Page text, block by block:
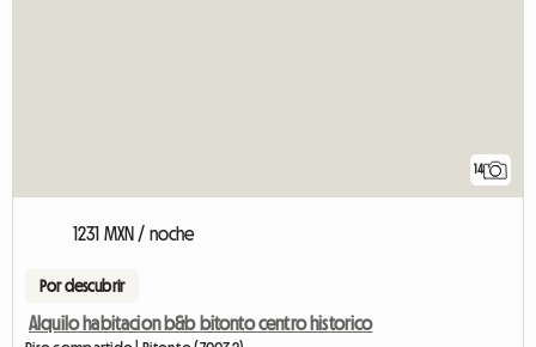
14
1231 MXN / noche
Por descubrir
Alquilo habitacion b&b bitonto centro historico